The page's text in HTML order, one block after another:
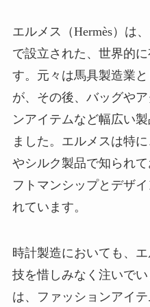
エルメス（Hermès）は
で設立された、世界的
す。元々は馬具製造業
が、その後、バッグや
ンアイテムなど幅広い
ました。エルメスは特
やシルク製品で知られ
フトマンシップとデザ
れています。
時計製造においても、
技を惜しみなく注いで
は、ファッションアイ